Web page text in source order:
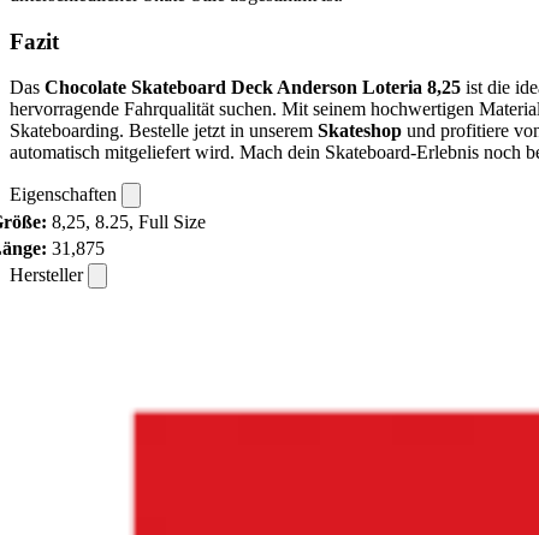
Fazit
Das Chocolate Skateboard Deck Anderson Loteria 8,25 ist die
hervorragende Fahrqualität suchen. Mit seinem hochwertigen
Skateboarding. Bestelle jetzt in unserem Skateshop und profitiere
automatisch mitgeliefert wird. Mach dein Skateboard-Erlebnis noch
Eigenschaften
8,25, 8.25, Full Size
31,875
Hersteller